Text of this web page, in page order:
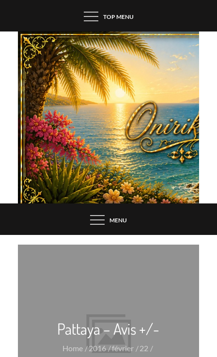
content
TOP MENU
MENU
Pattaya – Avis +/-
Home 2016 février
22